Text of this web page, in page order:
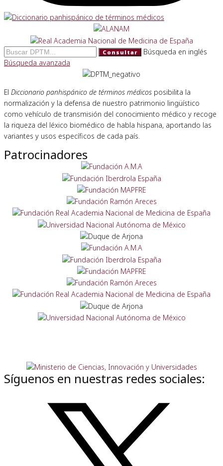
Consultar
Búsqueda en inglés
Búsqueda avanzada
El Diccionario panhispánico de términos médicos posibilita la
normalización y la defensa de nuestro patrimonio lingüístico
como vehículo de transmisión del conocimiento médico y recoge
la riqueza del léxico biomédico de habla hispana, aportando las
variantes y usos específicos de cada país.
Patrocinadores
Síguenos en nuestras redes sociales: